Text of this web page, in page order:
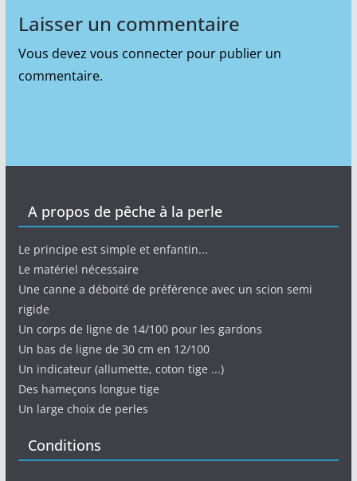
Laisser un commentaire
Vous devez vous connecterpour publier un
commentaire.
A propos de pêche à la perle
Le principe est simple et enfantin...
Le matériel nécessaire
Une canne a déboité de préférence avec un scion semi
rigide
Un corps de ligne de 14/100 pour les gardons
Un bas de ligne de 30 cm en 12/100
Un indicateur (allumette, coton tige ...)
Des hameçons longue tige
Un large choix de perles
Conditions